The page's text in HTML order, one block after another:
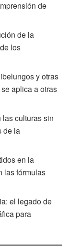
de
de la
los
y otras
aplica a otras
culturas sin
de la
en la
las fórmulas
el legado de
para